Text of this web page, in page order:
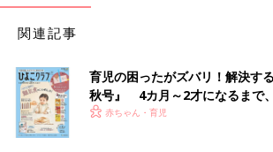
関連記事
育児の困ったがズバリ！解決す
秋号』 4カ月～2才になるまで
いっぱい！
赤ちゃん・育児